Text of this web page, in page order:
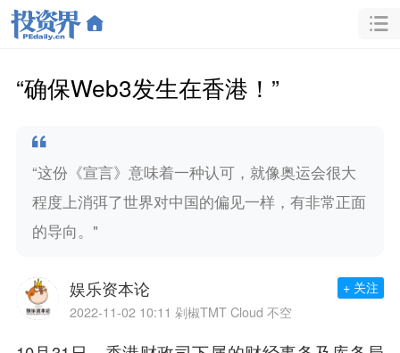
“确保Web3发生在香港！”
“这份《宣言》意味着一种认可，就像奥运会很大
程度上消弭了世界对中国的偏见一样，有非常正面
的导向。"
娱乐资本论
2022-11-02 10:11 剁椒TMT Cloud 不空
+ 关注